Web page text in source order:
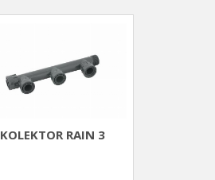
KOLEKTOR RAIN 3